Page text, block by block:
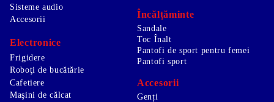
Sisteme audio
Accesorii
Electronice
Frigidere
Roboţi de bucătărie
Cafetiere
Maşini de călcat
Încălțăminte
Sandale
Toc Înalt
Pantofi de sport pentru femei
Pantofi sport
Accesorii
Genți